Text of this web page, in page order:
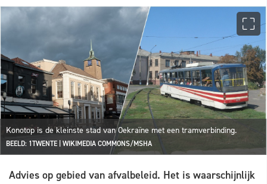
Konotop is de kleinste stad van Oekraïne met een tramverbinding.
BEELD: 1TWENTE | WIKIMEDIA COMMONS/MSHA
Advies op gebied van afvalbeleid. Het is waarschijnlijk